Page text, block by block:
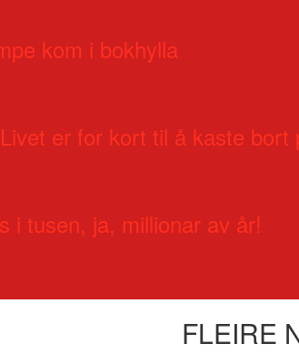
kom i bokhylla
er for kort til å kaste bort
i tusen, ja, millionar av år!
FLEIRE